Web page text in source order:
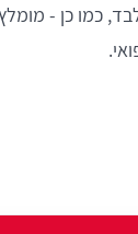
כמו כן -